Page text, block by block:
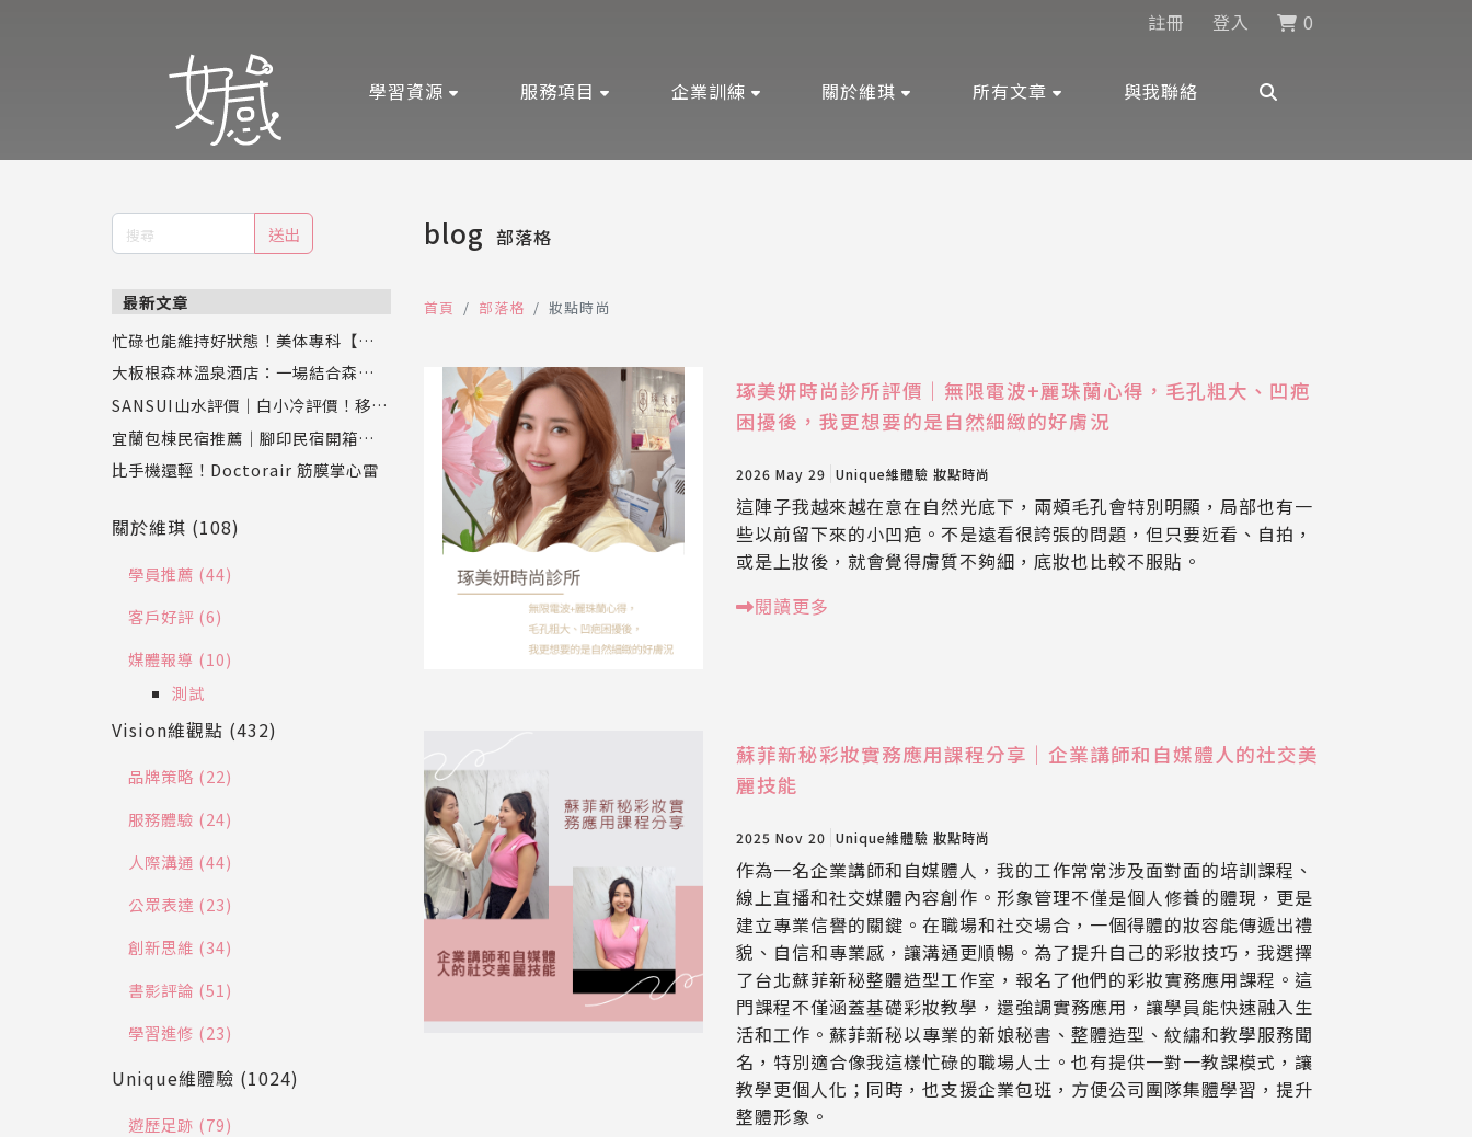
註冊 登入 0
學習資源 服務項目 企業訓練 關於維琪 所有文章 與我聯絡
送出
最新文章
忙碌也能維持好狀態！美体專科【超眠
錠】評價：幫助入睡同時促進新陳代
謝，專業營養師推薦
大板根森林溫泉酒店：一場結合森林、
恐龍與溫泉的奇幻之旅
SANSUI山水評價｜白小冷評價！移動
式水冷扇實測，靜涼潤風循環水冷扇S
C-F9讓夏天舒服又省電
宜蘭包棟民宿推薦｜腳印民宿開箱：親
子、寵物、好友聚會都適合的壯圍新開
幕Villa
比手機還輕！Doctorair 筋膜掌心雷
關於維琪 (108)
學員推薦 (44)
客戶好評 (6)
媒體報導 (10)
測試
Vision維觀點 (432)
品牌策略 (22)
服務體驗 (24)
人際溝通 (44)
公眾表達 (23)
創新思維 (34)
書影評論 (51)
學習進修 (23)
Unique維體驗 (1024)
遊歷足跡 (79)
blog 部落格
首頁 部落格 妝點時尚
琢美妍時尚診所評價｜無限電波+麗珠蘭心得，毛孔粗大、凹疤
困擾後，我更想要的是自然細緻的好膚況
2026 May 29 Unique維體驗 妝點時尚
這陣子我越來越在意在自然光底下，兩頰毛孔會特別明顯，局部也有一
些以前留下來的小凹疤。不是遠看很誇張的問題，但只要近看、自拍，
或是上妝後，就會覺得膚質不夠細，底妝也比較不服貼。
閱讀更多
蘇菲新秘彩妝實務應用課程分享｜企業講師和自媒體人的社交美
麗技能
2025 Nov 20 Unique維體驗 妝點時尚
作為一名企業講師和自媒體人，我的工作常常涉及面對面的培訓課程、
線上直播和社交媒體內容創作。形象管理不僅是個人修養的體現，更是
建立專業信譽的關鍵。在職場和社交場合，一個得體的妝容能傳遞出禮
貌、自信和專業感，讓溝通更順暢。為了提升自己的彩妝技巧，我選擇
了台北蘇菲新秘整體造型工作室，報名了他們的彩妝實務應用課程。這
門課程不僅涵蓋基礎彩妝教學，還強調實務應用，讓學員能快速融入生
活和工作。蘇菲新秘以專業的新娘秘書、整體造型、紋繡和教學服務聞
名，特別適合像我這樣忙碌的職場人士。也有提供一對一教課模式，讓
教學更個人化；同時，也支援企業包班，方便公司團隊集體學習，提升
整體形象。